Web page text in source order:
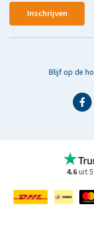
Inschrijven
Blijf op de
4.6uit